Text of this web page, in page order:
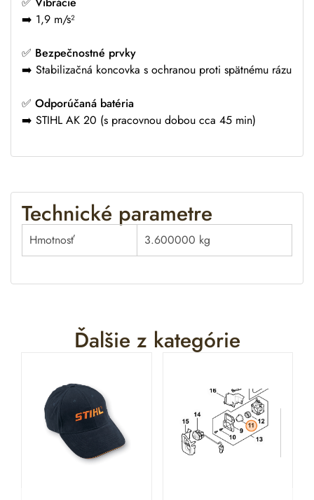
➡️ 1,9 m/s²
✅ Bezpečnostné prvky
➡️ Stabilizačná koncovka s ochranou proti spätnému rázu
✅ Odporúčaná batéria
➡️ STIHL AK 20 (s pracovnou dobou cca 45 min)
Technické parametre
Hmotnosť 3.600000 kg
Ďalšie z kategórie